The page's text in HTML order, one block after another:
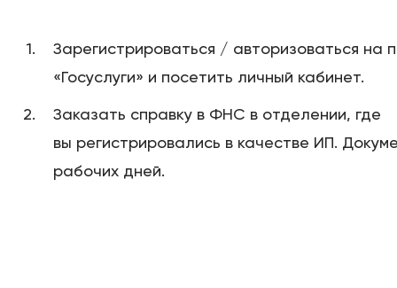
Зарегистрироваться / авторизоваться на
«Госуслуги» и посетить личный кабинет.
Заказать справку в ФНС в отделении, где
вы регистрировались в качестве ИП.
рабочих дней.